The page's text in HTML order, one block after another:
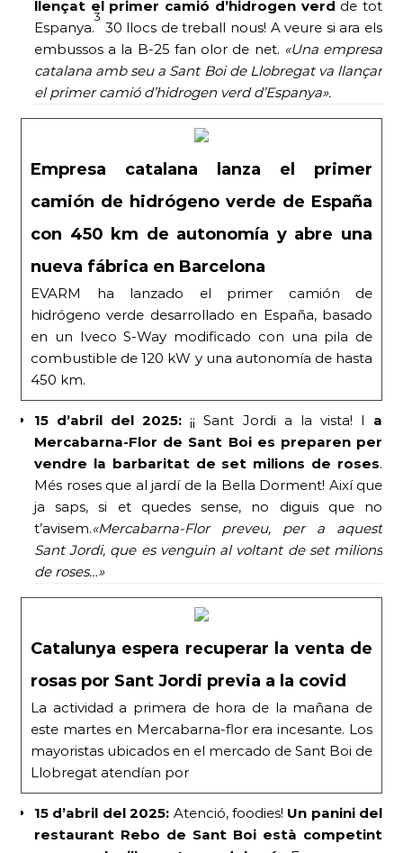
llençat el primer camió d’hidrogen verd de tot
Espanya.
3
30 llocs de treball nous! A veure si ara els
embussos a la B-25 fan olor de net. «Una empresa
catalana amb seu a Sant Boi de Llobregat va llançar
el primer camió d’hidrogen verd d’Espanya».
Empresa catalana lanza el primer
camión de hidrógeno verde de España
con 450 km de autonomía y abre una
nueva fábrica en Barcelona
EVARM ha lanzado el primer camión de
hidrógeno verde desarrollado en España, basado
en un Iveco S-Way modificado con una pila de
combustible de 120 kW y una autonomía de hasta
450 km.
15 d’abril del 2025: ¡¡ Sant Jordi a la vista! I a
Mercabarna-Flor de Sant Boi es preparen per
vendre la barbaritat de set milions de roses.
Més roses que al jardí de la Bella Dorment! Així que
ja saps, si et quedes sense, no diguis que no
t’avisem.«Mercabarna-Flor preveu, per a aquest
Sant Jordi, que es venguin al voltant de set milions
de roses…»
Catalunya espera recuperar la venta de
rosas por Sant Jordi previa a la covid
La actividad a primera de hora de la mañana de
este martes en Mercabarna-flor era incesante. Los
mayoristas ubicados en el mercado de Sant Boi de
Llobregat atendían por
15 d’abril del 2025: Atenció, foodies! Un panini del
restaurant Rebo de Sant Boi està competint